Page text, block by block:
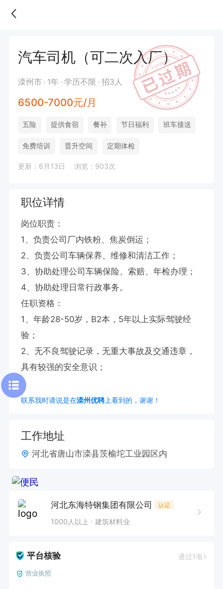
汽车司机（可二次入厂）
滦州市 1年 学历不限 招3人
6500-7000元/月
五险 提供食宿 餐补 节日福利 班车接送
免费培训 晋升空间 定期体检
更新：6月13日 浏览：903次
职位详情
岗位职责：
1、负责公司厂内铁粉、焦炭倒运；
2、负责公司车辆保养、维修和清洁工作；
3、协助处理公司车辆保险、索赔、年检办理；
4、协助处理日常行政事务。
任职资格：
1、年龄28-50岁，B2本，5年以上实际驾驶经
验；
2、无不良驾驶记录，无重大事故及交通违章，
具有较强的安全意识；
联系我时请说是在滦州优聘上看到的，谢谢！
工作地址
河北省唐山市滦县茨榆坨工业园区内
河北东海特钢集团有限公司 认证
1000人以上 建筑材料业
平台核验 通过1项
营业执照